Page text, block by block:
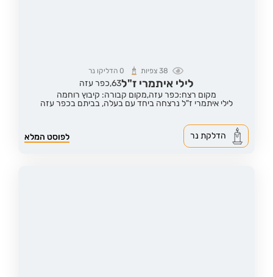
38צפיות 0 הדליקו נר
לילי איתמרי ז"ל63, כפר עזה
מקום רצח:כפר עזה,מקום קבורה: קיבוץ רוחמה
לילי איתמרי ז"ל נרצחה ביחד עם בעלה, בביתם בכפר עזה
לפוסט המלא הדלקת נר